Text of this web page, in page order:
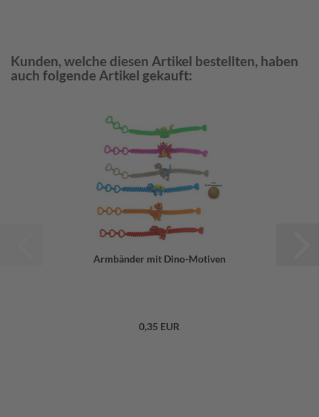
Kunden, welche diesen Artikel bestellten, haben
auch folgende Artikel gekauft:
Armbänder mit Dino-Motiven
0,35 EUR